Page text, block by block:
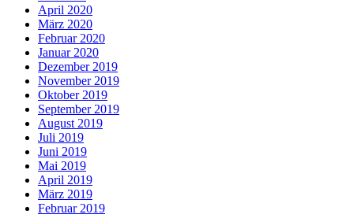
April 2020
März 2020
Februar 2020
Januar 2020
Dezember 2019
November 2019
Oktober 2019
September 2019
August 2019
Juli 2019
Juni 2019
Mai 2019
April 2019
März 2019
Februar 2019